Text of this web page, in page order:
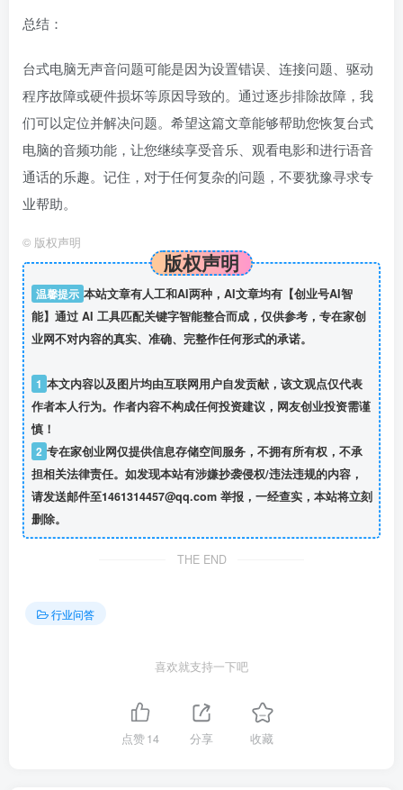
总结：
台式电脑无声音问题可能是因为设置错误、连接问题、驱动
程序故障或硬件损坏等原因导致的。通过逐步排除故障，我
们可以定位并解决问题。希望这篇文章能够帮助您恢复台式
电脑的音频功能，让您继续享受音乐、观看电影和进行语音
通话的乐趣。记住，对于任何复杂的问题，不要犹豫寻求专
业帮助。
© 版权声明
版权声明
温馨提示 本站文章有人工和AI两种，AI文章均有【创业号AI智
能】通过 AI 工具匹配关键字智能整合而成，仅供参考，专在家创
业网不对内容的真实、准确、完整作任何形式的承诺。
1 本文内容以及图片均由互联网用户自发贡献，该文观点仅代表
作者本人行为。作者内容不构成任何投资建议，网友创业投资需谨
慎！
2 专在家创业网仅提供信息存储空间服务，不拥有所有权，不承
担相关法律责任。如发现本站有涉嫌抄袭侵权/违法违规的内容，
请发送邮件至1461314457@qq.com 举报，一经查实，本站将立刻
删除。
THE END
行业问答
喜欢就支持一下吧
点赞14 分享 收藏